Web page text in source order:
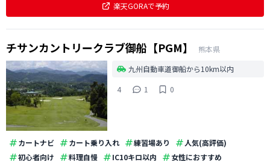
楽天GORAで予約
チサンカントリークラブ御船【PGM】
熊本県
九州自動車道御船から10km以内
4
1 0
カートナビ カート乗り入れ 練習場あり
人気(高評価)
初心者向け
料理自慢 IC10キロ以内
女性におすすめ